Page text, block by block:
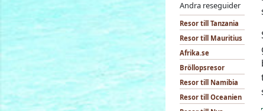
Andra reseguider
Resor till Tanzania
Resor till Mauritius
Afrika.se
Bröllopsresor
Resor till Namibia
Resor till Oceanien